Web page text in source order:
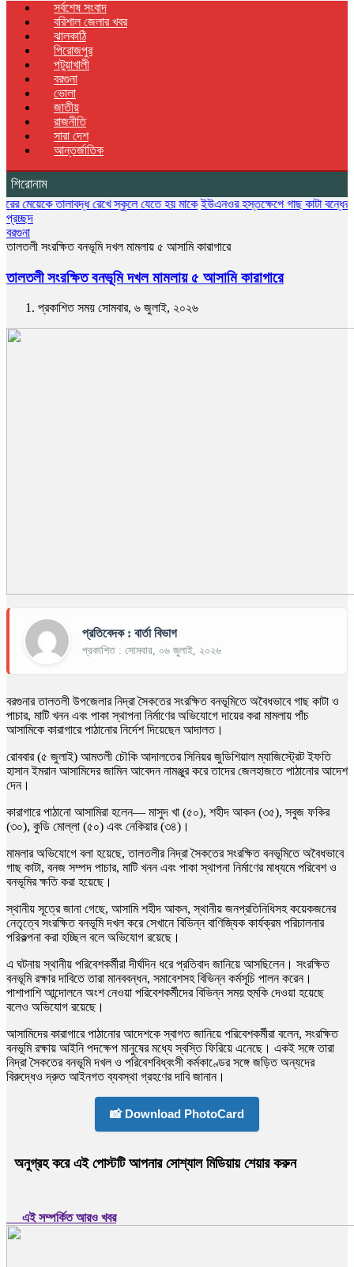
সর্বশেষ সংবাদ
বরিশাল জেলার খবর
ঝালকাঠি
পিরোজপুর
পটুয়াখালী
বরগুনা
ভোলা
জাতীয়
রাজনীতি
সারা দেশ
আন্তর্জাতিক
শিরোনাম
তালাবদ্ধ রেখে স্কুলে যেতে হয় মাকে ইউএনওর হস্তক্ষেপে গাছ কাটা বন্ধের ১৩ দিন
প্রচ্ছদ
বরগুনা
তালতলী সংরক্ষিত বনভূমি দখল মামলায় ৫ আসামি কারাগারে
তালতলী সংরক্ষিত বনভূমি দখল মামলায় ৫ আসামি কারাগারে
প্রকাশিত সময় সোমবার, ৬ জুলাই, ২০২৬
প্রতিবেদক : বার্তা বিভাগ
প্রকাশিত : সোমবার, ০৬ জুলাই, ২০২৬
বরগুনার তালতলী উপজেলার নিদ্রা সৈকতের সংরক্ষিত বনভূমিতে অবৈধভাবে গাছ কাটা ও
পাচার, মাটি খনন এবং পাকা স্থাপনা নির্মাণের অভিযোগে দায়ের করা মামলায় পাঁচ
আসামিকে কারাগারে পাঠানোর নির্দেশ দিয়েছেন আদালত।
রোববার (৫ জুলাই) আমতলী চৌকি আদালতের সিনিয়র জুডিশিয়াল ম্যাজিস্ট্রেট ইফতি
হাসান ইমরান আসামিদের জামিন আবেদন নামঞ্জুর করে তাদের জেলহাজতে পাঠানোর আদেশ
দেন।
কারাগারে পাঠানো আসামিরা হলেন— মাসুদ খা (৫০), শহীদ আকন (৩৫), সবুজ ফকির
(৩০), কুডি মোল্লা (৫০) এবং নেকিয়ার (৩৪)।
মামলার অভিযোগে বলা হয়েছে, তালতলীর নিদ্রা সৈকতের সংরক্ষিত বনভূমিতে অবৈধভাবে
গাছ কাটা, বনজ সম্পদ পাচার, মাটি খনন এবং পাকা স্থাপনা নির্মাণের মাধ্যমে পরিবেশ ও
বনভূমির ক্ষতি করা হয়েছে।
স্থানীয় সূত্রে জানা গেছে, আসামি শহীদ আকন, স্থানীয় জনপ্রতিনিধিসহ কয়েকজনের
নেতৃত্বে সংরক্ষিত বনভূমি দখল করে সেখানে বিভিন্ন বাণিজ্যিক কার্যক্রম পরিচালনার
পরিকল্পনা করা হচ্ছিল বলে অভিযোগ রয়েছে।
এ ঘটনায় স্থানীয় পরিবেশকর্মীরা দীর্ঘদিন ধরে প্রতিবাদ জানিয়ে আসছিলেন। সংরক্ষিত
বনভূমি রক্ষার দাবিতে তারা মানববন্ধন, সমাবেশসহ বিভিন্ন কর্মসূচি পালন করেন।
পাশাপাশি আন্দোলনে অংশ নেওয়া পরিবেশকর্মীদের বিভিন্ন সময় হুমকি দেওয়া হয়েছে
বলেও অভিযোগ রয়েছে।
আসামিদের কারাগারে পাঠানোর আদেশকে স্বাগত জানিয়ে পরিবেশকর্মীরা বলেন, সংরক্ষিত
বনভূমি রক্ষায় আইনি পদক্ষেপ মানুষের মধ্যে স্বস্তি ফিরিয়ে এনেছে। একই সঙ্গে তারা
নিদ্রা সৈকতের বনভূমি দখল ও পরিবেশবিধ্বংসী কর্মকাণ্ডের সঙ্গে জড়িত অন্যদের
বিরুদ্ধেও দ্রুত আইনগত ব্যবস্থা গ্রহণের দাবি জানান।
📸 Download PhotoCard
অনুগ্রহ করে এই পোস্টটি আপনার সোশ্যাল মিডিয়ায় শেয়ার করুন
এই সম্পর্কিত আরও খবর